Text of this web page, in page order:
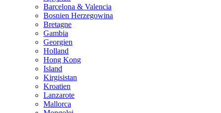
Barcelona & Valencia
Bosnien Herzegowina
Bretagne
Gambia
Georgien
Holland
Hong Kong
Island
Kirgisistan
Kroatien
Lanzarote
Mallorca